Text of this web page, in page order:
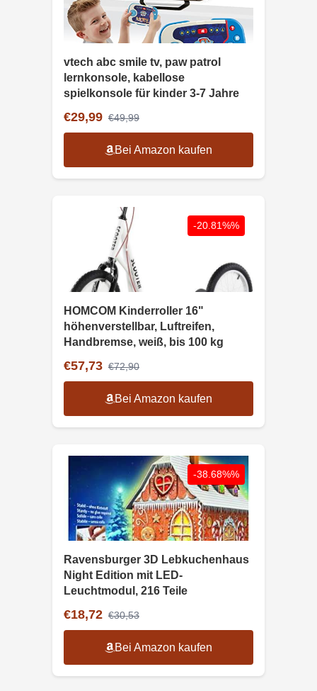
vtech abc smile tv, paw patrol
lernkonsole, kabellose
spielkonsole für kinder 3-7 Jahre
€29,99 €49,99
Bei Amazon kaufen
-20.81%%
HOMCOM Kinderroller 16"
höhenverstellbar, Luftreifen,
Handbremse, weiß, bis 100 kg
€57,73 €72,90
Bei Amazon kaufen
-38.68%%
Ravensburger 3D Lebkuchenhaus
Night Edition mit LED-
Leuchtmodul, 216 Teile
€18,72 €30,53
Bei Amazon kaufen